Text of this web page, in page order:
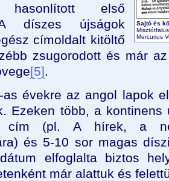
Sajtó és
Mercurius
hasonlított első
díszes újságok
címoldalt kitöltő
zsugorodott és már
[5].
as évekre az angol lapok
Ezeken több, a
cím (pl. A hírek, a
és 5-10 sor magas
elfoglalta biztos
már alattuk és